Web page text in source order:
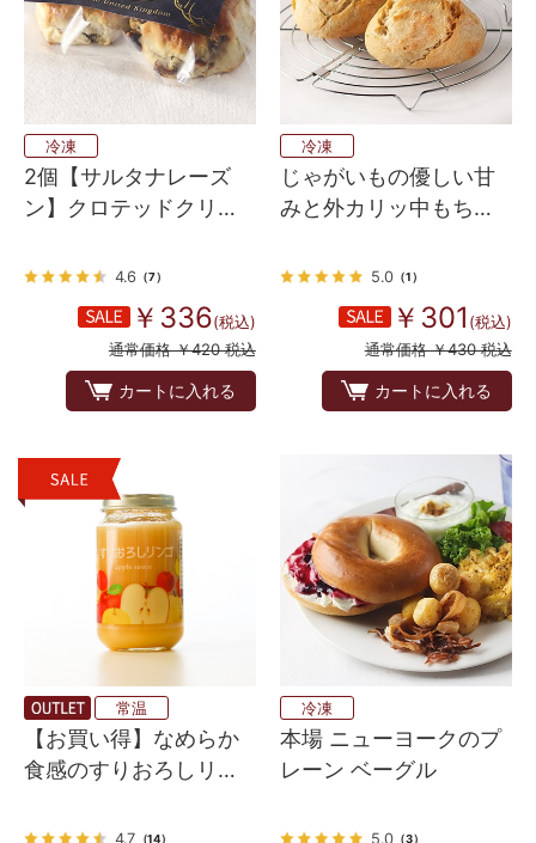
冷凍
2個【サルタナレーズ
ン】クロテッドクリー
英国伝統の味
4.6 （7）
￥336(税込)
通常価格 ￥420 税込
カートに入れる
冷凍
じゃがいもの優しい甘
みと外カリッ中もち
ロール
5.0（1）
￥301 (税込)
通常価格 ￥430 税込
カートに入れる
常温
【お買い得】なめらか
食感のすりおろしリン
4.7 （14）
冷凍
本場 ニューヨークのプ
レーン ベーグル
5.0（3）